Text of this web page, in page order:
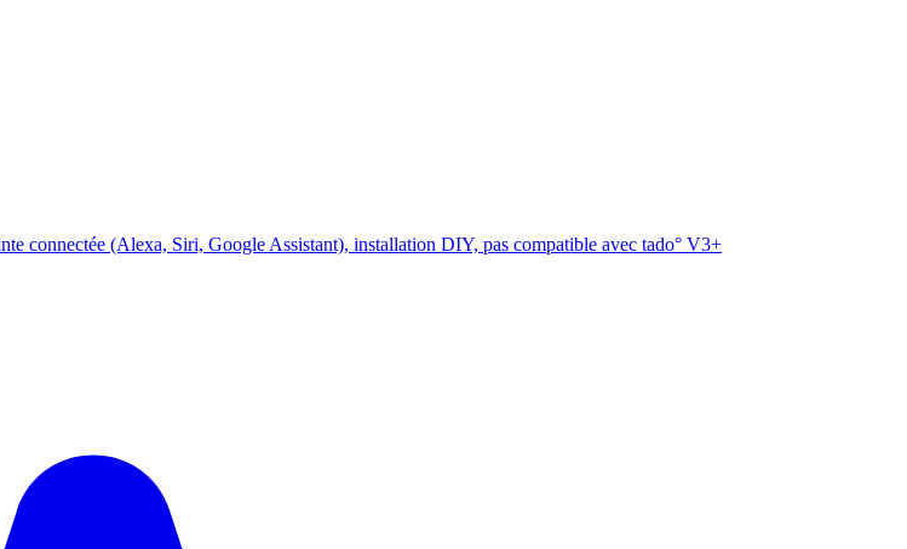
connectée (Alexa, Siri, Google Assistant), installation DIY, pas compatible avec tado° V3+